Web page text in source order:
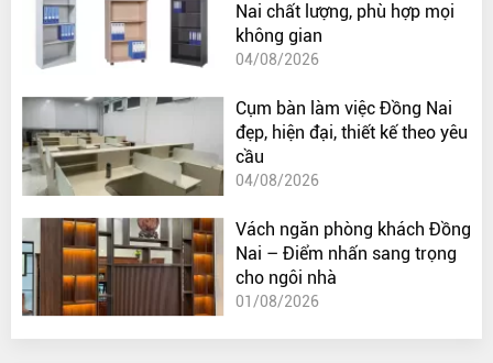
Nai chất lượng, phù hợp mọi
không gian
04/08/2026
Cụm bàn làm việc Đồng Nai
đẹp, hiện đại, thiết kế theo yêu
cầu
04/08/2026
Vách ngăn phòng khách Đồng
Nai – Điểm nhấn sang trọng
cho ngôi nhà
01/08/2026